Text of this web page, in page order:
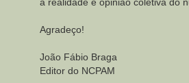
Agradeço!
João Fábio Braga
Editor do NCPAM